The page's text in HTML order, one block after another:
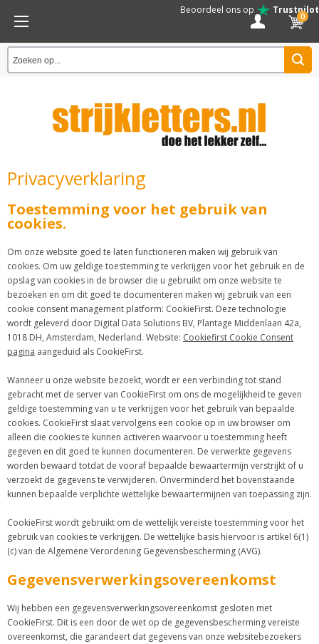
Beoordeel ons op Trustpilot
0
Privacyverklaring
Toestemming voor het gebruik van
cookies.
Om onze website goed te laten functioneren maken wij gebruik van
cookies. Om uw geldige toestemming te verkrijgen voor het gebruik en de
opslag van cookies in de browser die u gebruikt om onze website te
bezoeken en om dit goed te documenteren maken wij gebruik van een
cookie consent management platform: CookieFirst. Deze technologie
wordt geleverd door Digital Data Solutions BV, Plantage Middenlaan 42a,
1018 DH, Amsterdam, Nederland. Website: Cookiefirst Cookie Consent
pagina aangeduid als CookieFirst.
Wanneer u onze website bezoekt, wordt er een verbinding tot stand
gebracht met de server van CookieFirst om ons de mogelijkheid te geven
geldige toestemming van u te verkrijgen voor het gebruik van bepaalde
cookies. CookieFirst slaat vervolgens een cookie op in uw browser om
alleen die cookies te kunnen activeren waarvoor u toestemming heeft
gegeven en dit goed te kunnen documenteren. De verwerkte gegevens
worden bewaard totdat de vooraf bepaalde bewaartermijn verstrijkt of u
verzoekt de gegevens te verwijderen. Onverminderd het bovenstaande
kunnen bepaalde verplichte wettelijke bewaartermijnen van toepassing zijn.
CookieFirst wordt gebruikt om de wettelijk vereiste toestemming voor het
gebruik van cookies te verkrijgen. De wettelijke basis hiervoor is artikel 6(1)
(c) van de Algemene Verordening Gegevensbescherming (AVG).
Gegevensverwerkingsovereenkomst
Wij hebben een gegevensverwerkingsovereenkomst gesloten met
CookieFirst. Dit is een door de wet op de gegevensbescherming vereiste
overeenkomst, die garandeert dat gegevens van onze websitebezoekers